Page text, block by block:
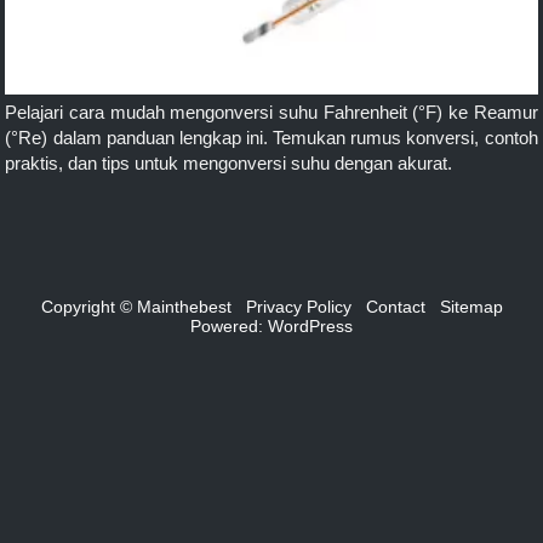
Pelajari cara mudah mengonversi suhu Fahrenheit (°F) ke Reamur
(°Re) dalam panduan lengkap ini. Temukan rumus konversi, contoh
praktis, dan tips untuk mengonversi suhu dengan akurat.
Copyright © Mainthebest Privacy Policy Contact
Sitemap
Powered: WordPress